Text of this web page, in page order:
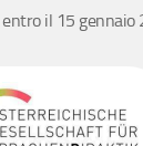
il 15 gennaio